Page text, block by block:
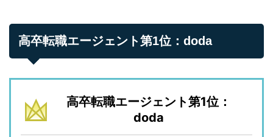
高卒転職エージェント第1位：doda
高卒転職エージェント第1位：
doda